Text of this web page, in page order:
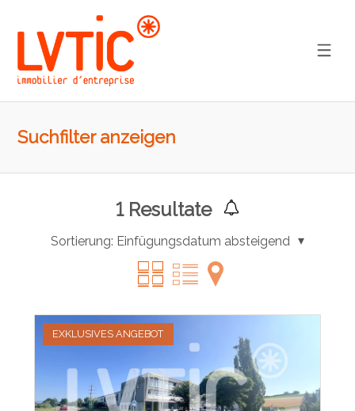
Suchfilter anzeigen
1Resultate
Sortierung: Einfügungsdatum absteigend
EXKLUSIVES ANGEBOT